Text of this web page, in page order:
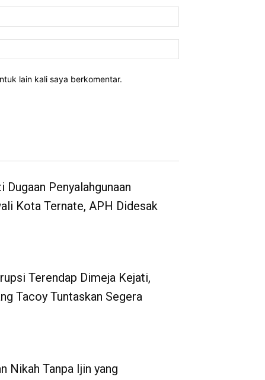
lain kali saya berkomentar.
Penyalahgunaan
Kota Ternate, APH Didesak
Terendap Dimeja Kejati,
Tacoy Tuntaskan Segera
Nikah Tanpa Ijin yang